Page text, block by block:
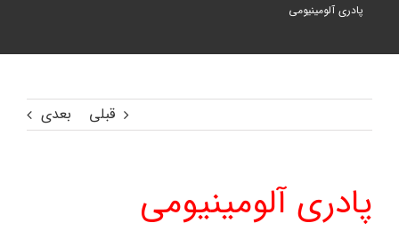
پادری آلومینیومی
قبلی بعدی
پادری آلومینیومی